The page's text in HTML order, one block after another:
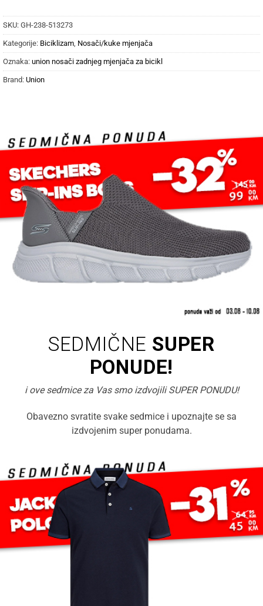
SKU: GH-238-513273
Kategorije: Biciklizam, Nosači/kuke mjenjača
Oznaka: union nosači zadnjeg mjenjača za bicikl
Brand: Union
SEDMIČNE SUPER
PONUDE!
i ove sedmice za Vas smo izdvojili SUPER PONUDU!
Obavezno svratite svake sedmice i upoznajte se sa
izdvojenim super ponudama.